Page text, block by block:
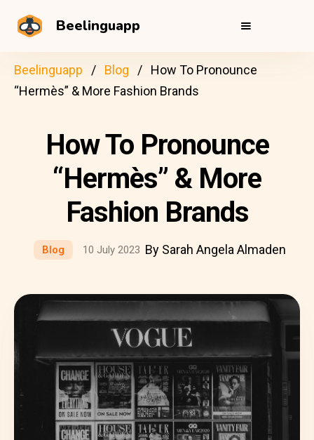
Beelinguapp
Beelinguapp Blog
How To Pronounce
“Hermès” & More Fashion Brands
How To Pronounce
“Hermès” & More
Fashion Brands
Blog 10 July 2023 By Sarah Angela Almaden